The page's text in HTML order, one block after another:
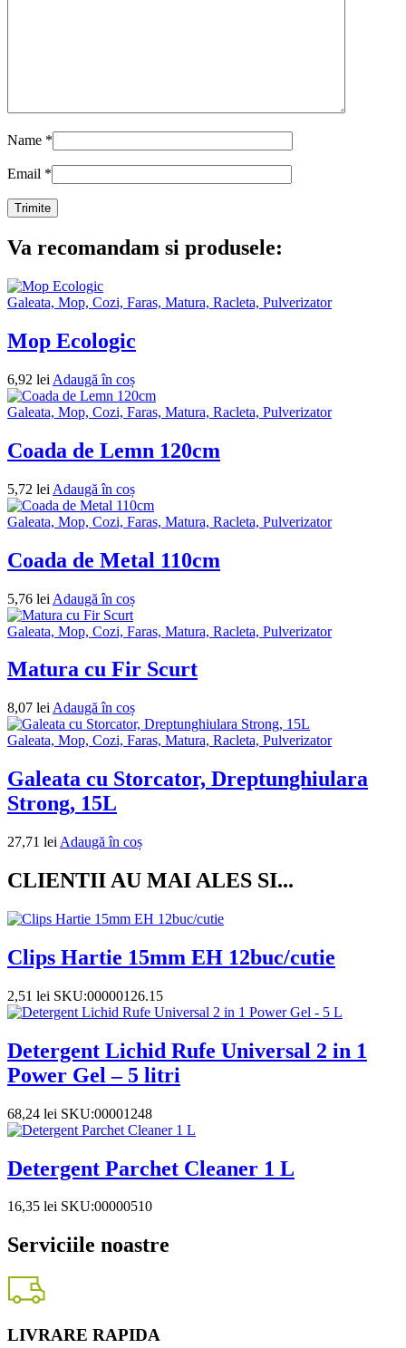
Name *
Email *
Va recomandam si produsele:
Galeata, Mop, Cozi, Faras, Matura, Racleta, Pulverizator
Mop Ecologic
6,92 lei Adaugă în coș
Galeata, Mop, Cozi, Faras, Matura, Racleta, Pulverizator
Coada de Lemn 120cm
5,72 lei Adaugă în coș
Galeata, Mop, Cozi, Faras, Matura, Racleta, Pulverizator
Coada de Metal 110cm
5,76 lei Adaugă în coș
Galeata, Mop, Cozi, Faras, Matura, Racleta, Pulverizator
Matura cu Fir Scurt
8,07 lei Adaugă în coș
Galeata, Mop, Cozi, Faras, Matura, Racleta, Pulverizator
Galeata cu Storcator, Dreptunghiulara
Strong, 15L
27,71 lei Adaugă în coș
CLIENTII AU MAI ALES SI...
Clips Hartie 15mm EH 12buc/cutie
2,51 lei SKU:00000126.15
Detergent Lichid Rufe Universal 2 in 1
Power Gel – 5 litri
68,24 lei SKU:00001248
Detergent Parchet Cleaner 1 L
16,35 lei SKU:00000510
Serviciile noastre
LIVRARE RAPIDA